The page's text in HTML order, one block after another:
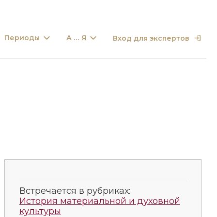
Периоды А … Я Вход для экспертов
Встречается в рубриках:
История материальной и духовной
культуры